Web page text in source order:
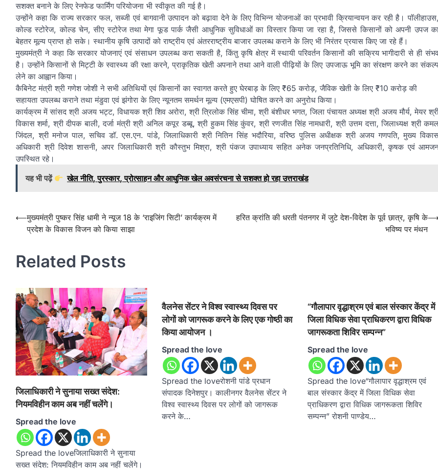
सशक्त बनाने के लिए रेनफेड फार्मिंग परियोजना भी स्वीकृत की गई है।
उन्होंने कहा कि राज्य सरकार फल, सब्जी एवं बागवानी उत्पादन को बढ़ावा देने के लिए विभिन्न योजनाओं का प्रभावी क्रियान्वयन कर रही है। पॉलीहाउस,
कोल्ड स्टोरेज, कोल्ड चेन, सीए स्टोरेज तथा मेगा फूड पार्क जैसी आधुनिक सुविधाओं का विस्तार किया जा रहा है, जिससे किसानों को अपनी उपज
बेहतर मूल्य प्राप्त हो सके। स्थानीय कृषि उत्पादों को राष्ट्रीय एवं अंतरराष्ट्रीय बाजार उपलब्ध कराने के लिए भी निरंतर प्रयास किए जा रहे हैं।
मुख्यमंत्री ने कहा कि सरकार योजनाएं एवं संसाधन उपलब्ध करा सकती है, किंतु कृषि क्षेत्र में स्थायी परिवर्तन किसानों की सक्रिय भागीदारी से ही
है। उन्होंने किसानों से मिट्टी के स्वास्थ्य की रक्षा करने, प्राकृतिक खेती अपनाने तथा आने वाली पीढ़ियों के लिए उपजाऊ भूमि का संरक्षण करने का
लेने का आह्वान किया।
कैबिनेट मंत्री श्री गणेश जोशी ने सभी अतिथियों एवं किसानों का स्वागत करते हुए घेरबाड़ के लिए ₹65 करोड़, जैविक खेती के लिए ₹10 करोड़ की
सहायता उपलब्ध कराने तथा मंडुवा एवं झंगोरा के लिए न्यूनतम समर्थन मूल्य (एमएसपी) घोषित करने का अनुरोध किया।
कार्यक्रम में सांसद श्री अजय भट्ट, विधायक श्री शिव अरोरा, श्री त्रिलोक सिंह चीमा, श्री बंशीधर भगत, जिला पंचायत अध्यक्ष श्री अजय मौर्य, मेयर
विकास शर्मा, श्री दीपक बाली, दर्जा मंत्री श्री अनिल कपूर डब्बू, श्री हुकम सिंह कुंवर, श्री रणजीत सिंह नामधारी, श्री उत्तम दत्ता, जिलाध्यक्ष श्री
जिंदल, श्री मनोज पाल, सचिव डॉ. एस.एन. पांडे, जिलाधिकारी श्री नितिन सिंह भदौरिया, वरिष्ठ पुलिस अधीक्षक श्री अजय गणपति, मुख्य
अधिकारी श्री दिवेश शासनी, अपर जिलाधिकारी श्री कौस्तुभ मिश्रा, श्री पंकज उपाध्याय सहित अनेक जनप्रतिनिधि, अधिकारी, कृषक एवं
उपस्थित रहे।
यह भी पढ़ें
खेल नीति, पुरस्कार, प्रोत्साहन और आधुनिक खेल अवसंरचना से सशक्त हो रहा उत्तराखंड
Post
navigation
⟵मुख्यमंत्री पुष्कर सिंह धामी ने न्यूज 18 के ‘राइजिंग सिटी’ कार्यक्रम में
प्रदेश के विकास विजन को किया साझा
हरित क्रांति की धरती पंतनगर में जुटे देश-विदेश के पूर्व छात्र, कृषि के
भविष्य पर मंथन
⟶
Related Posts
जिलाधिकारी ने सुनाया सख्त संदेश:
नियमविहीन काम अब नहीं चलेंगे।
Spread the love
Spread the loveजिलाधिकारी ने सुनाया
सख्त संदेश: नियमविहीन काम अब नहीं चलेंगे।
वैलनेस सेंटर ने विश्व स्वास्थ्य दिवस पर
लोगों को जागरूक करने के लिए एक गोष्ठी का
किया आयोजन ।
Spread the love
Spread the loveरोशनी पांडे प्रधान
संपादक दिनेशपुर। कालीनगर वैलनेस सेंटर ने
विश्व स्वास्थ्य दिवस पर लोगों को जागरूक
करने के…
“गौलापार वृद्धाश्रम एवं बाल संस्कार केंद्र में
जिला विधिक सेवा प्राधिकरण द्वारा विधिक
जागरूकता शिविर सम्पन्न”
Spread the love
Spread the love“गौलापार वृद्धाश्रम एवं
बाल संस्कार केंद्र में जिला विधिक सेवा
प्राधिकरण द्वारा विधिक जागरूकता शिविर
सम्पन्न” रोशनी पाण्डेय…